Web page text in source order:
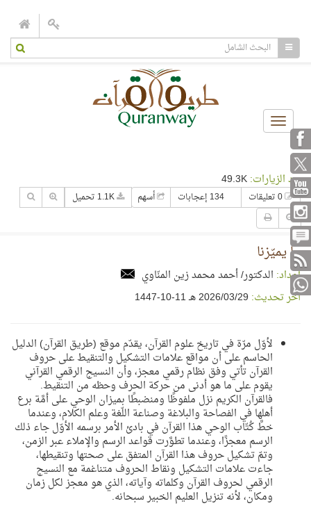
Toggle
navigation
عدد الزيارات:
134 إعجابات أسهم
ما يميّزنا
إعداد: الدكتور/ أحمد محمد زين المنّاوي
آخر تحديث: 29‏/03‏/2026 هـ 11-10-1447
لأوّل مرّة في تاريخ علوم القرآن، يقدّم موقع (طريق القرآن) الدليل
الحاسم على أن مواقع علامات التشكيل والتنقيط على حروف
القرآن تأتي وفق نظام رقمي معجز، وأن النسيج الرقمي القرآني
يقوم على ما هو أدنى من حركة الحرف وحظه من التنقيط.
فالقرآن الكريم نزل ملفوظًا ومنضبطًا بميزان الوحي على أمَّة برع
أهلها في الفصاحة والبلاغة وصناعة اللّغة وعلم الكلام، وعندما
خطَّ كُتّاب الوحي هذا القرآن في بادئ الأمر برسمه الأوّل جاء ذلك
الرسم معجزًا، وعندما تطوَّرت قواعد الرسم والإملاء عبر الزمن،
وتمّ تشكيل حروف هذا القرآن المتفق على صحتها وتنقيطها،
جاءت علامات التشكيل ونقاط الحروف متناغمة مع النسيج
الرقمي لحروف القرآن وكلماته وآياته، الذي هو معجز لكل زمان
ومكان، لأنه تنزيل العليم الخبير سبحانه.